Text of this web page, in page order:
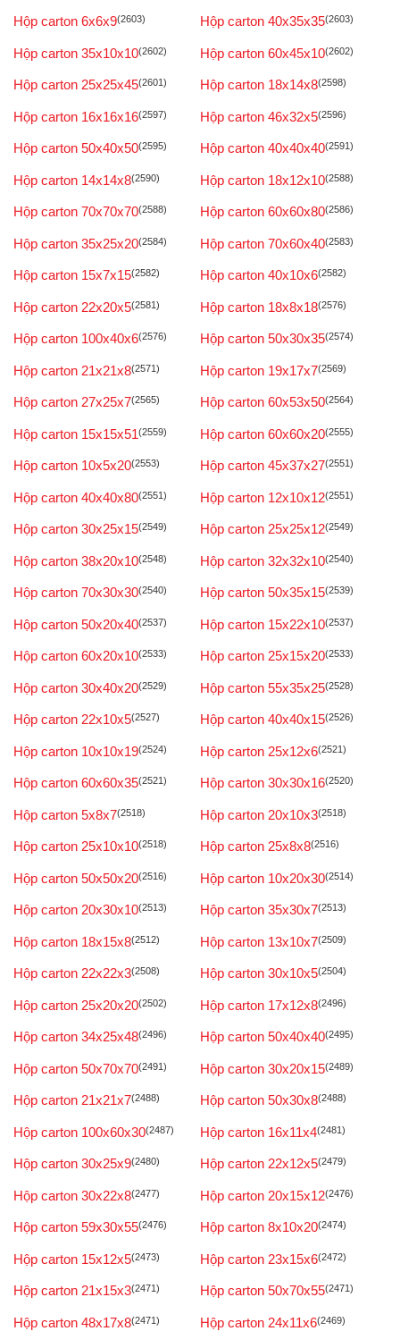
Hộp carton 6x6x9(2603) Hộp carton 40x35x35(2603)
Hộp carton 35x10x10(2602) Hộp carton 60x45x10(2602)
Hộp carton 25x25x45(2601) Hộp carton 18x14x8(2598)
Hộp carton 16x16x16(2597) Hộp carton 46x32x5(2596)
Hộp carton 50x40x50(2595) Hộp carton 40x40x40(2591)
Hộp carton 14x14x8(2590) Hộp carton 18x12x10(2588)
Hộp carton 70x70x70(2588) Hộp carton 60x60x80(2586)
Hộp carton 35x25x20(2584) Hộp carton 70x60x40(2583)
Hộp carton 15x7x15(2582) Hộp carton 40x10x6(2582)
Hộp carton 22x20x5(2581) Hộp carton 18x8x18(2576)
Hộp carton 100x40x6(2576) Hộp carton 50x30x35(2574)
Hộp carton 21x21x8(2571) Hộp carton 19x17x7(2569)
Hộp carton 27x25x7(2565) Hộp carton 60x53x50(2564)
Hộp carton 15x15x51(2559) Hộp carton 60x60x20(2555)
Hộp carton 10x5x20(2553) Hộp carton 45x37x27(2551)
Hộp carton 40x40x80(2551) Hộp carton 12x10x12(2551)
Hộp carton 30x25x15(2549) Hộp carton 25x25x12(2549)
Hộp carton 38x20x10(2548) Hộp carton 32x32x10(2540)
Hộp carton 70x30x30(2540) Hộp carton 50x35x15(2539)
Hộp carton 50x20x40(2537) Hộp carton 15x22x10(2537)
Hộp carton 60x20x10(2533) Hộp carton 25x15x20(2533)
Hộp carton 30x40x20(2529) Hộp carton 55x35x25(2528)
Hộp carton 22x10x5(2527) Hộp carton 40x40x15(2526)
Hộp carton 10x10x19(2524) Hộp carton 25x12x6(2521)
Hộp carton 60x60x35(2521) Hộp carton 30x30x16(2520)
Hộp carton 5x8x7(2518) Hộp carton 20x10x3(2518)
Hộp carton 25x10x10(2518) Hộp carton 25x8x8(2516)
Hộp carton 50x50x20(2516) Hộp carton 10x20x30(2514)
Hộp carton 20x30x10(2513) Hộp carton 35x30x7(2513)
Hộp carton 18x15x8(2512) Hộp carton 13x10x7(2509)
Hộp carton 22x22x3(2508) Hộp carton 30x10x5(2504)
Hộp carton 25x20x20(2502) Hộp carton 17x12x8(2496)
Hộp carton 34x25x48(2496) Hộp carton 50x40x40(2495)
Hộp carton 50x70x70(2491) Hộp carton 30x20x15(2489)
Hộp carton 21x21x7(2488) Hộp carton 50x30x8(2488)
Hộp carton 100x60x30(2487) Hộp carton 16x11x4(2481)
Hộp carton 30x25x9(2480) Hộp carton 22x12x5(2479)
Hộp carton 30x22x8(2477) Hộp carton 20x15x12(2476)
Hộp carton 59x30x55(2476) Hộp carton 8x10x20(2474)
Hộp carton 15x12x5(2473) Hộp carton 23x15x6(2472)
Hộp carton 21x15x3(2471) Hộp carton 50x70x55(2471)
Hộp carton 48x17x8(2471) Hộp carton 24x11x6(2469)